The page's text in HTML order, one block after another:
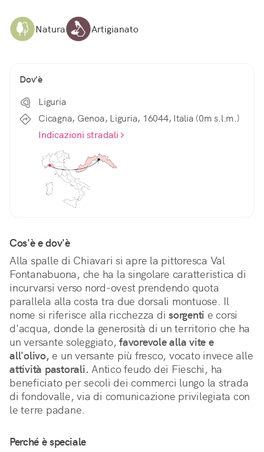
Natura Artigianato
Dov'è
Liguria
Cicagna, Genoa, Liguria, 16044, Italia (0m s.l.m.)
Indicazioni stradali
Cos'è e dov'è
Alla spalle di Chiavari si apre la pittoresca Val
Fontanabuona, che ha la singolare caratteristica di
incurvarsi verso nord-ovest prendendo quota
parallela alla costa tra due dorsali montuose. Il
nome si riferisce alla ricchezza di sorgenti e corsi
d'acqua, donde la generosità di un territorio che ha
un versante soleggiato, favorevole alla vite e
all'olivo,
attività pastorali. Antico feudo dei Fieschi, ha
beneficiato per secoli dei commerci lungo la strada
di fondovalle, via di comunicazione privilegiata con
le terre padane.
Perché è speciale